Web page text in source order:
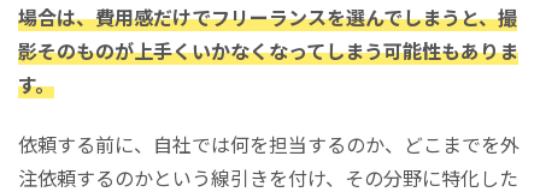
場合は、費用感だけでフリーランスを選んでしまうと、撮
影そのものが上手くいかなくなってしまう可能性もありま
す。
依頼する前に、自社では何を担当するのか、どこまでを外
注依頼するのかという線引きを付け、その分野に特化した